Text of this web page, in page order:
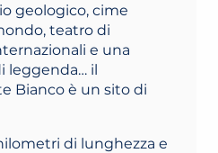
geologico, cime
teatro di
e una
leggenda… il
Bianco è un sito di
di lunghezza e